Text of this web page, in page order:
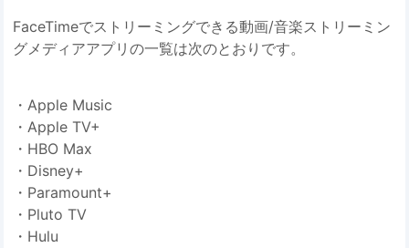
FaceTimeでストリーミングできる動画/音楽ストリーミン
グメディアアプリの一覧は次のとおりです。
・Apple Music
・Apple TV+
・HBO Max
・Disney+
・Paramount+
・Pluto TV
・Hulu